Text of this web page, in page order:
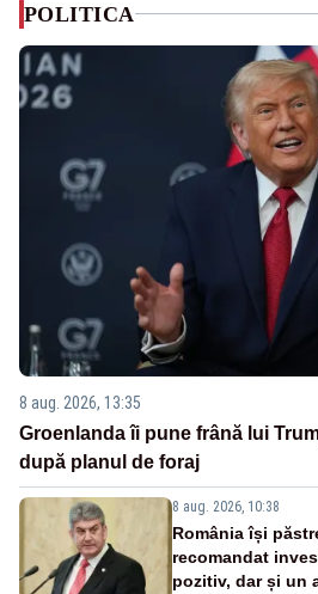
POLITICA
8 aug. 2026, 13:35
Groenlanda îi pune frână lui
după planul de foraj
8 aug. 2026, 10:38
România își
recomandat
pozitiv, dar și un